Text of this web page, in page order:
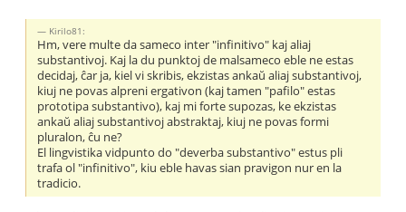
Kirilo81:
Hm, vere multe da sameco inter "infinitivo" kaj aliaj
substantivoj. Kaj la du punktoj de malsameco eble ne estas
decidaj, ĉar ja, kiel vi skribis, ekzistas ankaŭ aliaj substantivoj,
kiuj ne povas alpreni ergativon (kaj tamen "pafilo" estas
prototipa substantivo), kaj mi forte supozas, ke ekzistas
ankaŭ aliaj substantivoj abstraktaj, kiuj ne povas formi
pluralon, ĉu ne?
El lingvistika vidpunto do "deverba substantivo" estus pli
trafa ol "infinitivo", kiu eble havas sian pravigon nur en la
tradicio.